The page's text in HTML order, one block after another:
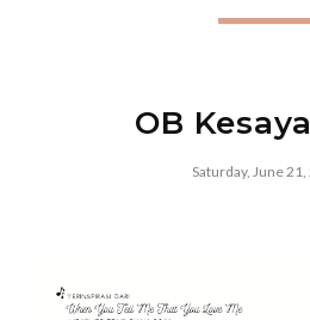
OB
Saturday, June